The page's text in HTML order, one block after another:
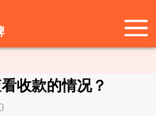
收款的情况？